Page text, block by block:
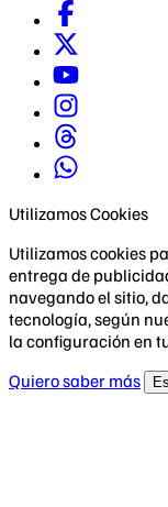
Utilizamos Cookies
Utilizamos cookies
entrega de
navegando el sitio,
tecnología, según
la configuración en
Quiero saber más